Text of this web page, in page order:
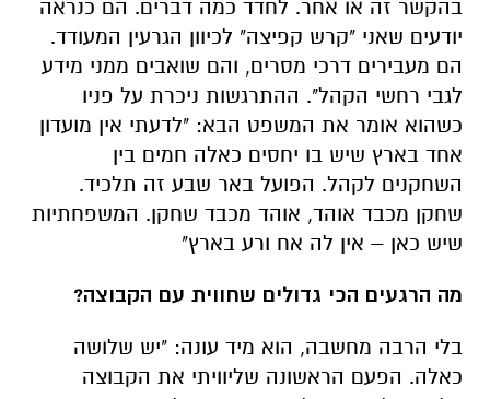
כשהוא אומר את המשפט הבא: "לדעתי אין מועדון
אחד בארץ שיש בו יחסים כאלה חמים בין
השחקנים לקהל. הפועל באר שבע זה תלכיד.
שחקן מכבד אוהד, אוהד מכבד שחקן. המשפחתיות
שיש כאן – אין לה אח ורע בארץ"
מה הרגעים הכי גדולים שחווית עם הקבוצה?
בלי הרבה מחשבה, הוא מיד עונה: "יש שלושה
בליגת אלופות, מול שריף טירספול. הרגשתי חוויה
באר שבע. אמנם הייתי מול ספליט בקפריסין אבל
זה היה ליגה אירופית וגם זה היה סוג של משחק